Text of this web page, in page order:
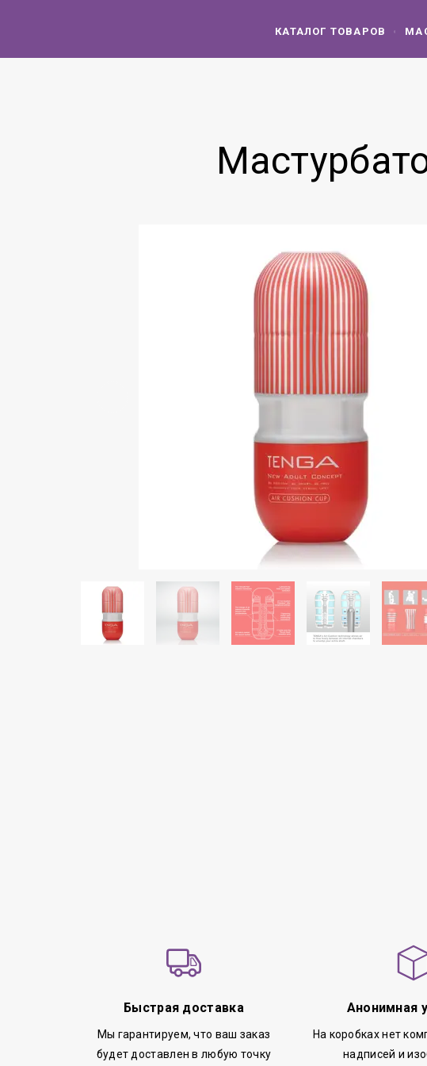
КАТАЛОГ ТОВАРОВ
Быстрая доставка
Мы гарантируем, что ваш заказ
будет доставлен в любую точку
Анонимная
На коробках нет
надписей и